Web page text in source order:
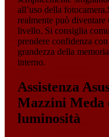
all’uso della
realmente può
livello. Si consiglia
prendere confidenza
grandezza della
interno.
Assistenza
Mazzini Meda
luminosità